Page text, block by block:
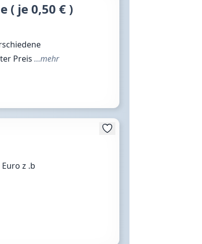
( je 0,50 € )
Preis …mehr
z .b